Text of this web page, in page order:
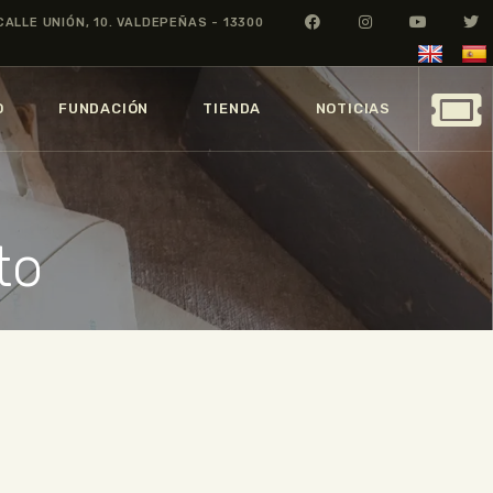
UNIÓN, 10. VALDEPEÑAS - 13300
FUNDACIÓN TIENDA NOTICIAS